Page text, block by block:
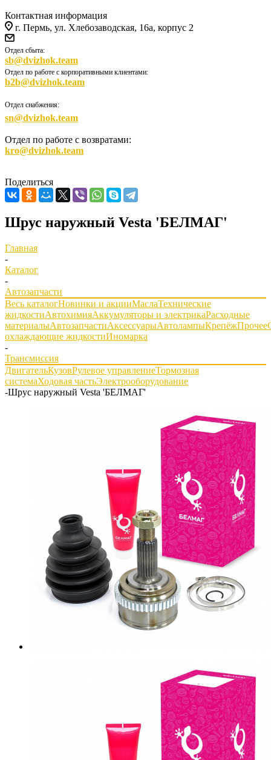
Контактная информация
г. Пермь, ул. Хлебозаводская, 16а, корпус 2
Отдел сбыта:
sb@dvizhok.team
Отдел по работе с корпоративными клиентами:
b2b@dvizhok.team
Отдел снабжения:
sn@dvizhok.team
Отдел по работе с возвратами:
kro@dvizhok.team
Поделиться
Шрус наружный Vesta 'БЕЛМАГ'
Главная
-
Каталог
-
Автозапчасти
Весь каталогНовинки и акцииМаслаТехнические
жидкостиАвтохимияАккумуляторы и электрикаРасходные
материалыАвтозапчастиАксессуарыАвтолампыКрепёжПрочее
охлаждающие жидкостиИномарка
-
Трансмиссия
ДвигательКузовРулевое управлениеТормозная
системаХодовая частьЭлектрооборудование
-Шрус наружный Vesta 'БЕЛМАГ'